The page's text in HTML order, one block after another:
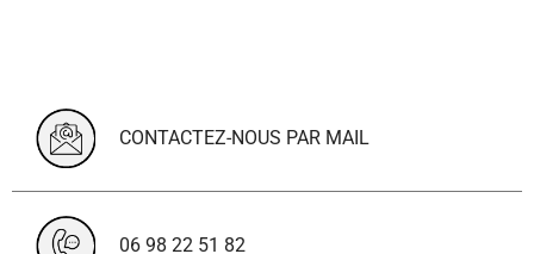
CONTACTEZ-NOUS PAR MAIL
06 98 22 51 82